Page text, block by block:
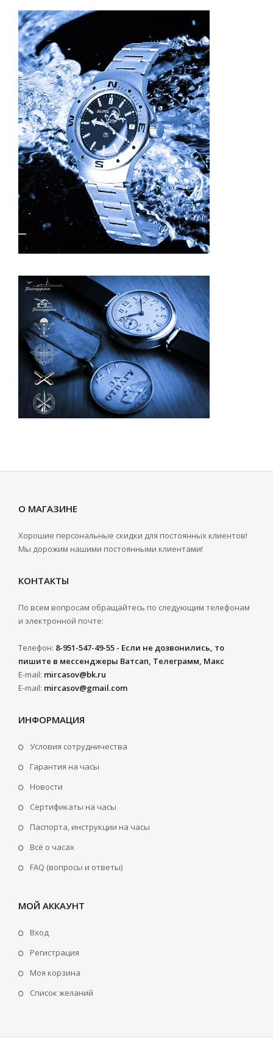
О МАГАЗИНЕ
Хорошие персональные скидки для постоянных клиентов!
Мы дорожим нашими постоянными клиентами!
КОНТАКТЫ
По всем вопросам обращайтесь по следующим телефонам
и электронной почте:
Телефон: 8-951-547-49-55 - Если не дозвонились, то
пишите в мессенджеры Ватсап, Телеграмм, Макс
E-mail: mircasov@bk.ru
E-mail: mircasov@gmail.com
ИНФОРМАЦИЯ
Условия сотрудничества
Гарантия на часы
Новости
Сертификаты на часы
Паспорта, инструкции на часы
Всё о часах
FAQ (вопросы и ответы)
МОЙ АККАУНТ
Вход
Регистрация
Моя корзина
Cписок желаний